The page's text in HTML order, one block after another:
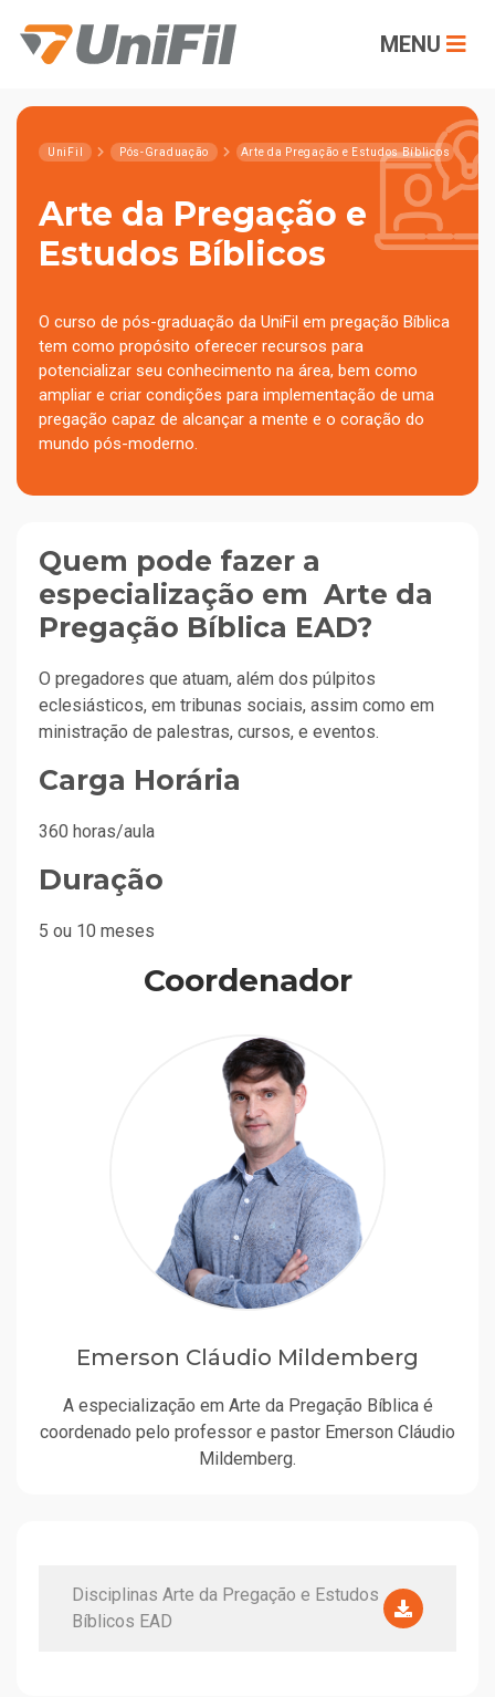
MENU
UniFil Pós-Graduação Arte da Pregação e Estudos Bíblicos
Arte da Pregação e
Estudos Bíblicos
O curso de pós-graduação da UniFil em pregação Bíblica
tem como propósito oferecer recursos para
potencializar seu conhecimento na área, bem como
ampliar e criar condições para implementação de uma
pregação capaz de alcançar a mente e o coração do
mundo pós-moderno.
Quem pode fazer a
especialização em Arte da
Pregação Bíblica EAD?
O pregadores que atuam, além dos púlpitos
eclesiásticos, em tribunas sociais, assim como em
ministração de palestras, cursos, e eventos.
Carga Horária
360 horas/aula
Duração
5 ou 10 meses
Coordenador
Emerson Cláudio Mildemberg
A especialização em Arte da Pregação Bíblica é
coordenado pelo professor e pastor Emerson Cláudio
Mildemberg.
Disciplinas Arte da Pregação e Estudos
Bíblicos EAD